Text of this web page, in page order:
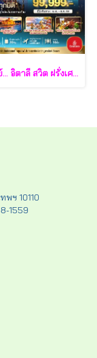
มหัศจรรย์... อิตาลี สวิต ฝรั่งเศส นั่ง TGV สู่สตราสบูร์ก 9 วัน 7 คืน - EK
พฯ 10110
1559